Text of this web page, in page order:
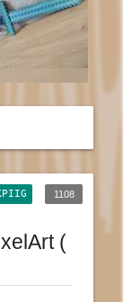
1108
(